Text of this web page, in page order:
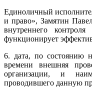
Единоличный
и право», Замятин
внутреннего
функционирует
6. дата, по состоянию
времени внешняя
организации, и
проводившего данную